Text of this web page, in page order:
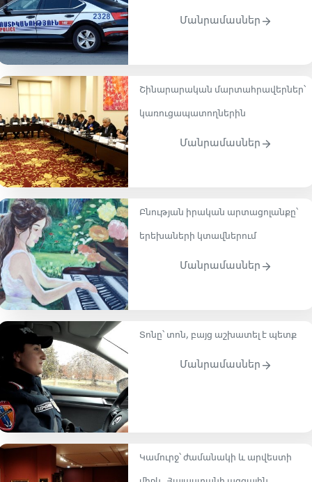
Մանրամասներ
Շինարարական մարտահրավերներ՝
կառուցապատողներին
Մանրամասներ
Բնության իրական արտացոլանքը՝
երեխաների կտավներում
Մանրամասներ
Տոնը՝ տոն, բայց աշխատել է պետք
Մանրամասներ
Կամուրջ՝ ժամանակի և արվեստի